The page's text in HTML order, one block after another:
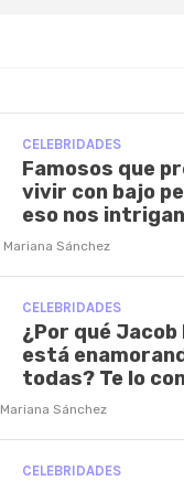
CELEBRIDADES
Famosos que
vivir con bajo
eso nos
Mariana Sánchez
CELEBRIDADES
¿Por qué Jacob
está
todas? Te lo
Mariana Sánchez
CELEBRIDADES